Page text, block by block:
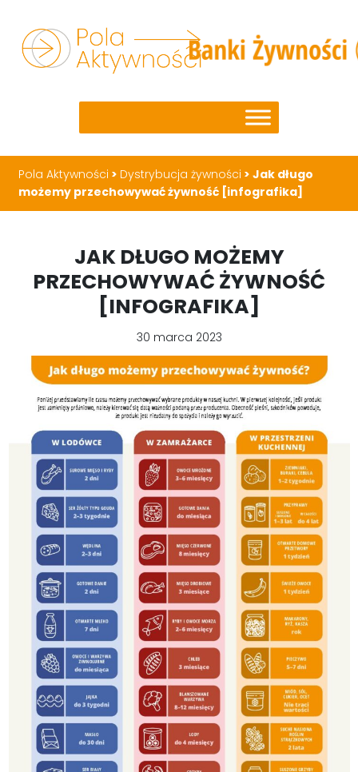
Pola Aktywności > Dystrybucja żywności >Jak długo
możemy przechowywać żywność [infografika]
JAK DŁUGO MOŻEMY
PRZECHOWYWAĆ ŻYWNOŚĆ
[INFOGRAFIKA]
30 marca 2023